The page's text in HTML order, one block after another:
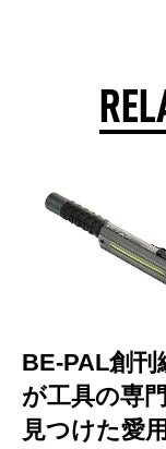
BE-PAL創刊
が工具の専
見つけた愛